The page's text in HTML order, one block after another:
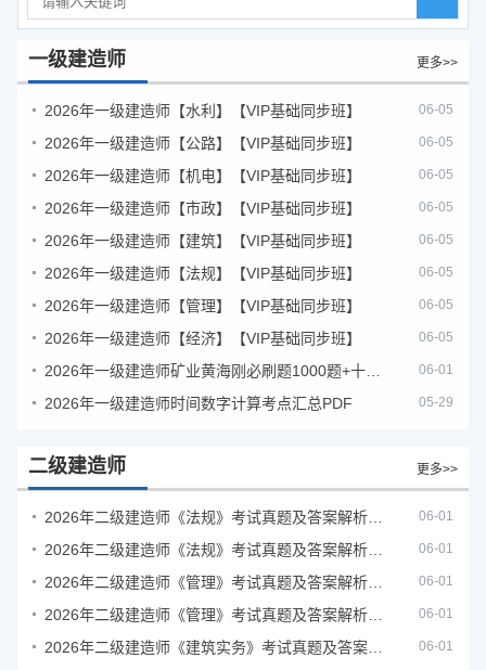
一级建造师 更多>>
2026年一级建造师【水利】【VIP基础同步班】 06-05
2026年一级建造师【公路】【VIP基础同步班】 06-05
2026年一级建造师【机电】【VIP基础同步班】 06-05
2026年一级建造师【市政】【VIP基础同步班】 06-05
2026年一级建造师【建筑】【VIP基础同步班】 06-05
2026年一级建造师【法规】【VIP基础同步班】 06-05
2026年一级建造师【管理】【VIP基础同步班】 06-05
2026年一级建造师【经济】【VIP基础同步班】 06-05
06-01
2026年一级建造师时间数字计算考点汇总PDF 05-29
二级建造师 更多>>
06-01
06-01
06-01
06-01
06-01